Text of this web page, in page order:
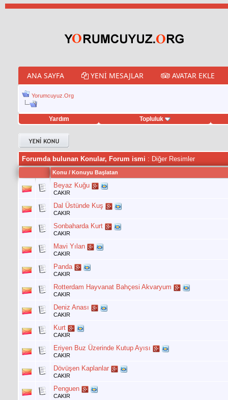
ANA SAYFA YENI MESAJLAR AVATAR EKLE
Yorumcuyuz.Org
Yardım Topluluk
hilesi
Forumda bulunan Konular, Forum ismi : Diğer Resimler
Konu / Konuyu Başlatan
Beyaz Kuğu
CAKIR
Dal Üstünde Kuş
CAKIR
Sonbaharda Kurt
CAKIR
Mavi Yılan
CAKIR
Panda
CAKIR
Rotterdam Hayvanat Bahçesi Akvaryum
CAKIR
Deniz Anası
CAKIR
Kurt
CAKIR
Eriyen Buz Üzerinde Kutup Ayısı
CAKIR
Dövüşen Kaplanlar
CAKIR
Penguen
CAKIR